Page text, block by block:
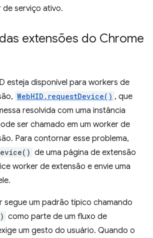
serviço ativo.
extensões do Chrome
esteja disponível para workers de
WebHID.requestDevice() , que
resolvida com uma instância
ser chamado em um worker de
Para contornar esse problema,
de uma página de extensão
worker de extensão e envie uma
segue um padrão típico chamando
como parte de um fluxo de
um gesto do usuário. Quando o